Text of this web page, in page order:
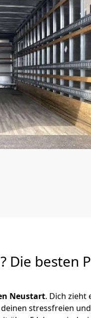
Die besten
Neustart. Dich zieht
stressfreien